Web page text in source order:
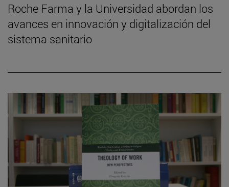
Roche Farma y la Universidad abordan los
avances en innovación y digitalización del
sistema sanitario